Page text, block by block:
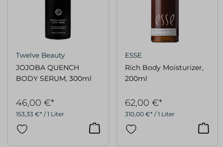
Twelve Beauty
JOJOBA QUENCH
BODY SERUM, 300ml
153,33 €* / 1 Liter
46,00 €*
ESSE
Rich Body Moisturizer,
200ml
310,00 €* / 1 Liter
62,00 €*